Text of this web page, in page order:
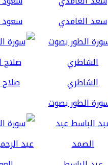
سعد الغامدي سعود
الشاطري صلاح